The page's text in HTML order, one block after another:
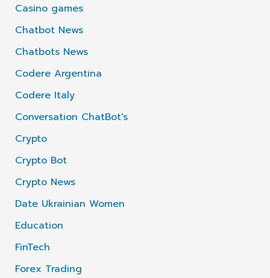
Casino games
Chatbot News
Chatbots News
Codere Argentina
Codere Italy
Conversation ChatBot's
Crypto
Crypto Bot
Crypto News
Date Ukrainian Women
Education
FinTech
Forex Trading